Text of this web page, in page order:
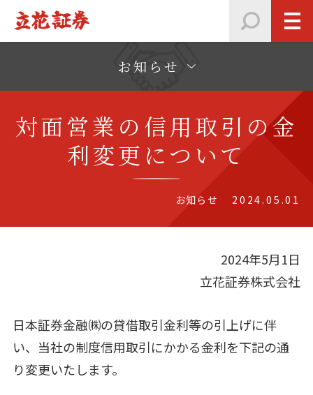
お知らせ
対面営業の信用取引の金
利変更について
お知らせ 2024.05.01
2024年5月1日
立花証券株式会社
日本証券金融㈱の貸借取引金利等の引上げに伴
い、当社の制度信用取引にかかる金利を下記の通
り変更いたします。